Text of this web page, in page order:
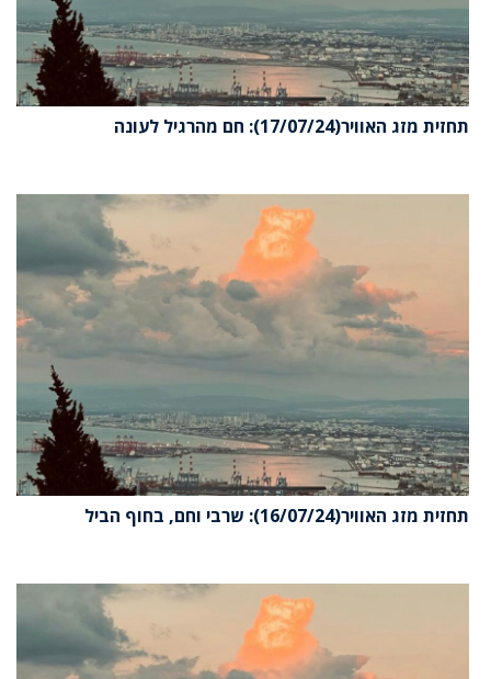
תחזית מזג האוויר(17/07/24): חם מהרגיל לעונה
תחזית מזג האוויר(16/07/24): שרבי וחם, בחוף הביל